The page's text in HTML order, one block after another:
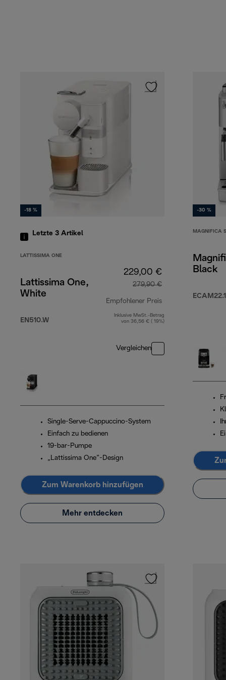
-18 %
Letzte 3 Artikel
LATTISSIMA ONE
Lattissima One,
White
EN510.W
229,00 €
279,90 €
Empfohlener Preis
Originalpreis
Inklusive MwSt.-Betrag
von 36,56 € ( 19%)
Vergleichen
Single-Serve-Cappuccino-System
Einfach zu bedienen
19-bar-Pumpe
„Lattissima One”-Design
Zum Warenkorb hinzufügen
Mehr entdecken
-30 %
MAGNIFICA S
Black